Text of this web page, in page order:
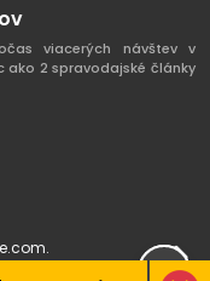
viacerých návštev v
ako 2 spravodajské články